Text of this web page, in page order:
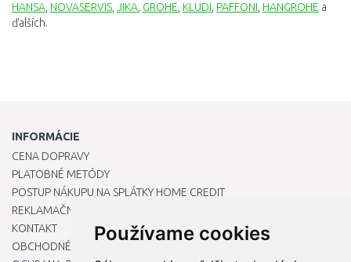
Používame cookies
HANSA NOVASERVIS JIKA GROHE KLUDI PAFFONI HANGROHE a
ďalších.
INFORMÁCIE
CENA DOPRAVY
PLATOBNÉ METÓDY
POSTUP NÁKUPU NA SPLÁTKY HOME CREDIT
REKLAMAČNÝ PORIADOK
KONTAKT
OBCHODNÉ PODMIENKY